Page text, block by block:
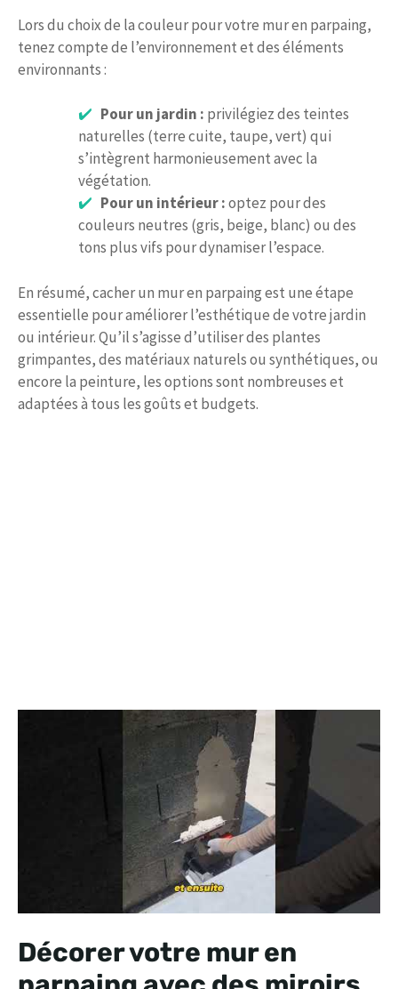
Lors du choix de la couleur pour votre mur en parpaing,
tenez compte de l’environnement et des éléments
environnants :
Pour un jardin : privilégiez des teintes
naturelles (terre cuite, taupe, vert) qui
s’intègrent harmonieusement avec la
végétation.
Pour un intérieur :optez pour des
couleurs neutres (gris, beige, blanc) ou des
tons plus vifs pour dynamiser l’espace.
En résumé, cacher un mur en parpaing est une étape
essentielle pour améliorer l’esthétique de votre jardin
ou intérieur. Qu’il s’agisse d’utiliser des plantes
grimpantes, des matériaux naturels ou synthétiques, ou
encore la peinture, les options sont nombreuses et
adaptées à tous les goûts et budgets.
Décorer votre mur en